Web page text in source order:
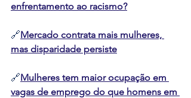
enfrentamento ao racismo?
🔗Mercado contrata mais mulheres,
mas disparidade persiste
🔗Mulheres tem maior ocupação em
vagas de emprego do que homens em